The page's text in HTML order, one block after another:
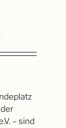
– sind